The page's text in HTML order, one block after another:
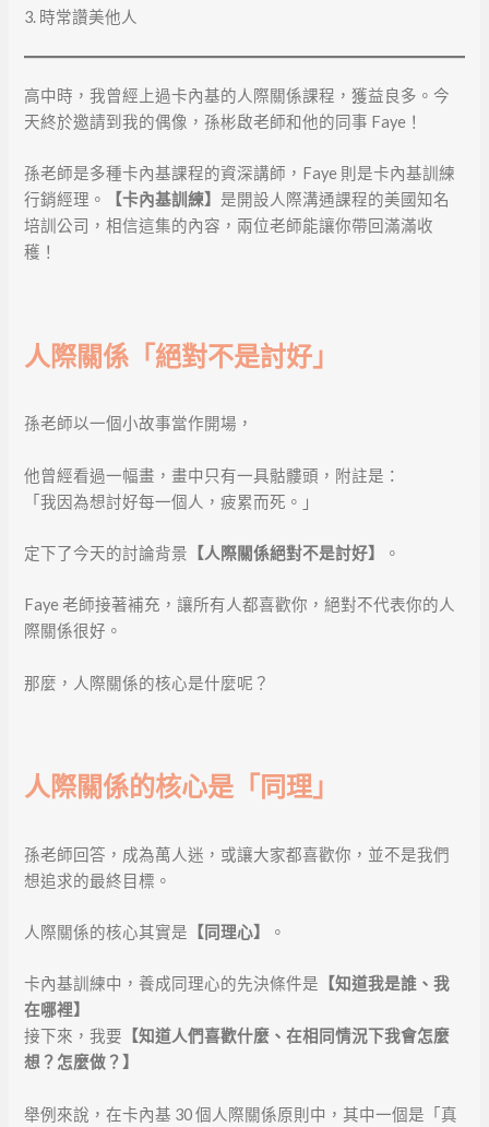
3. 時常讚美他人
高中時，我曾經上過卡內基的人際關係課程，獲益良多。今
天終於邀請到我的偶像，孫彬啟老師和他的同事 Faye！
孫老師是多種卡內基課程的資深講師，Faye 則是卡內基訓練
行銷經理。
【卡內基訓練】 是開設人際溝通課程的美國知名
培訓公司，相信這集的內容，兩位老師能讓你帶回滿滿收
穫！
人際關係「絕對不是討好」
孫老師以一個小故事當作開場，
他曾經看過一幅畫，畫中只有一具骷髏頭，附註是：
「我因為想討好每一個人，疲累而死。」
定下了今天的討論背景 【人際關係絕對不是討好】 。
Faye 老師接著補充，讓所有人都喜歡你，絕對不代表你的人
際關係很好。
那麼，人際關係的核心是什麼呢？
人際關係的核心是「同理」
孫老師回答，成為萬人迷，或讓大家都喜歡你，並不是我們
想追求的最終目標。
人際關係的核心其實是 【同理心】 。
卡內基訓練中，養成同理心的先決條件是 【知道我是誰、我
在哪裡】
接下來，我要 【知道人們喜歡什麼、在相同情況下我會怎麼
想？怎麼做？】
舉例來說，在卡內基 30 個人際關係原則中，其中一個是「真